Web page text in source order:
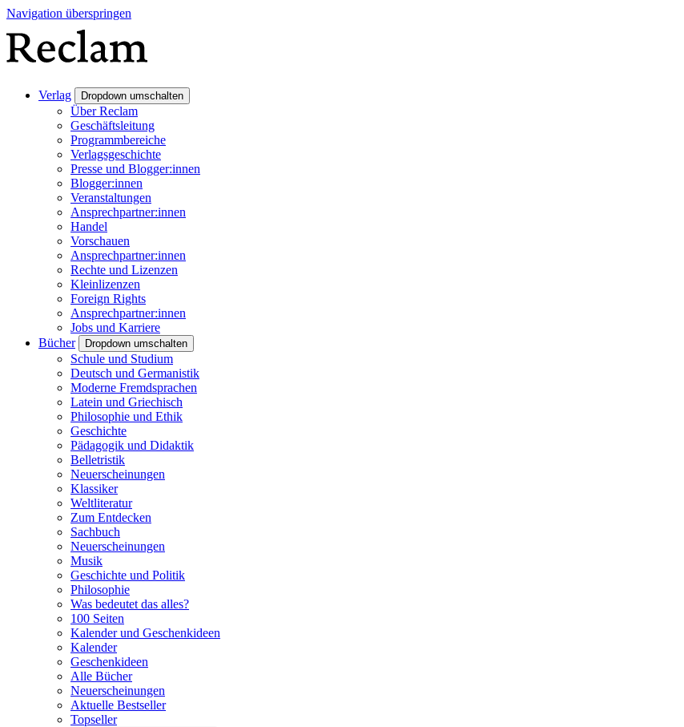
Navigation überspringen
Verlag Dropdown umschalten
Über Reclam
Geschäftsleitung
Programmbereiche
Verlagsgeschichte
Presse und Blogger:innen
Blogger:innen
Veranstaltungen
Ansprechpartner:innen
Handel
Vorschauen
Ansprechpartner:innen
Rechte und Lizenzen
Kleinlizenzen
Foreign Rights
Ansprechpartner:innen
Jobs und Karriere
Bücher
Dropdown umschalten
Schule und Studium
Deutsch und Germanistik
Moderne Fremdsprachen
Latein und Griechisch
Philosophie und Ethik
Geschichte
Pädagogik und Didaktik
Belletristik
Neuerscheinungen
Klassiker
Weltliteratur
Zum Entdecken
Sachbuch
Neuerscheinungen
Musik
Geschichte und Politik
Philosophie
Was bedeutet das alles?
100 Seiten
Kalender und Geschenkideen
Kalender
Geschenkideen
Alle Bücher
Neuerscheinungen
Aktuelle Bestseller
Topseller